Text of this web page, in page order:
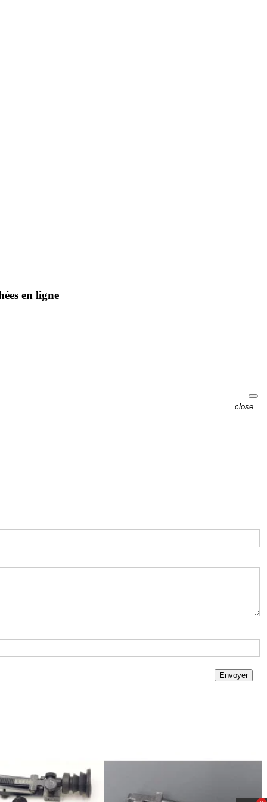
en ligne
close
Envoyer